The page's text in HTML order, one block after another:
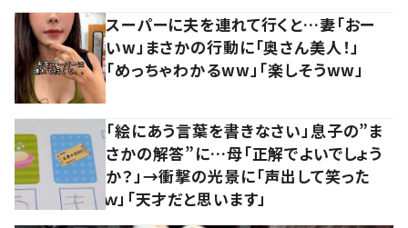
スーパーに夫を連れて行くと…妻「おー
いw」まさかの行動に「奥さん美人！」
「めっちゃわかるww」「楽しそうww」
「絵にあう言葉を書きなさい」息子の”ま
さかの解答”に…母「正解でよいでしょう
か？」→衝撃の光景に「声出して笑った
ｗ」「天才だと思います」